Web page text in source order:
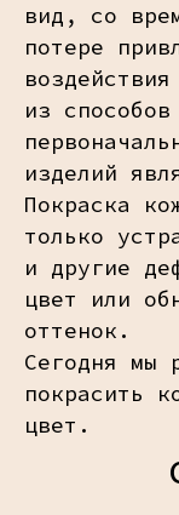
вид, со
потере
из способов
изделий
Покраска
только
и другие
цвет или
оттенок.
Сегодня мы
покрасить
цвет.